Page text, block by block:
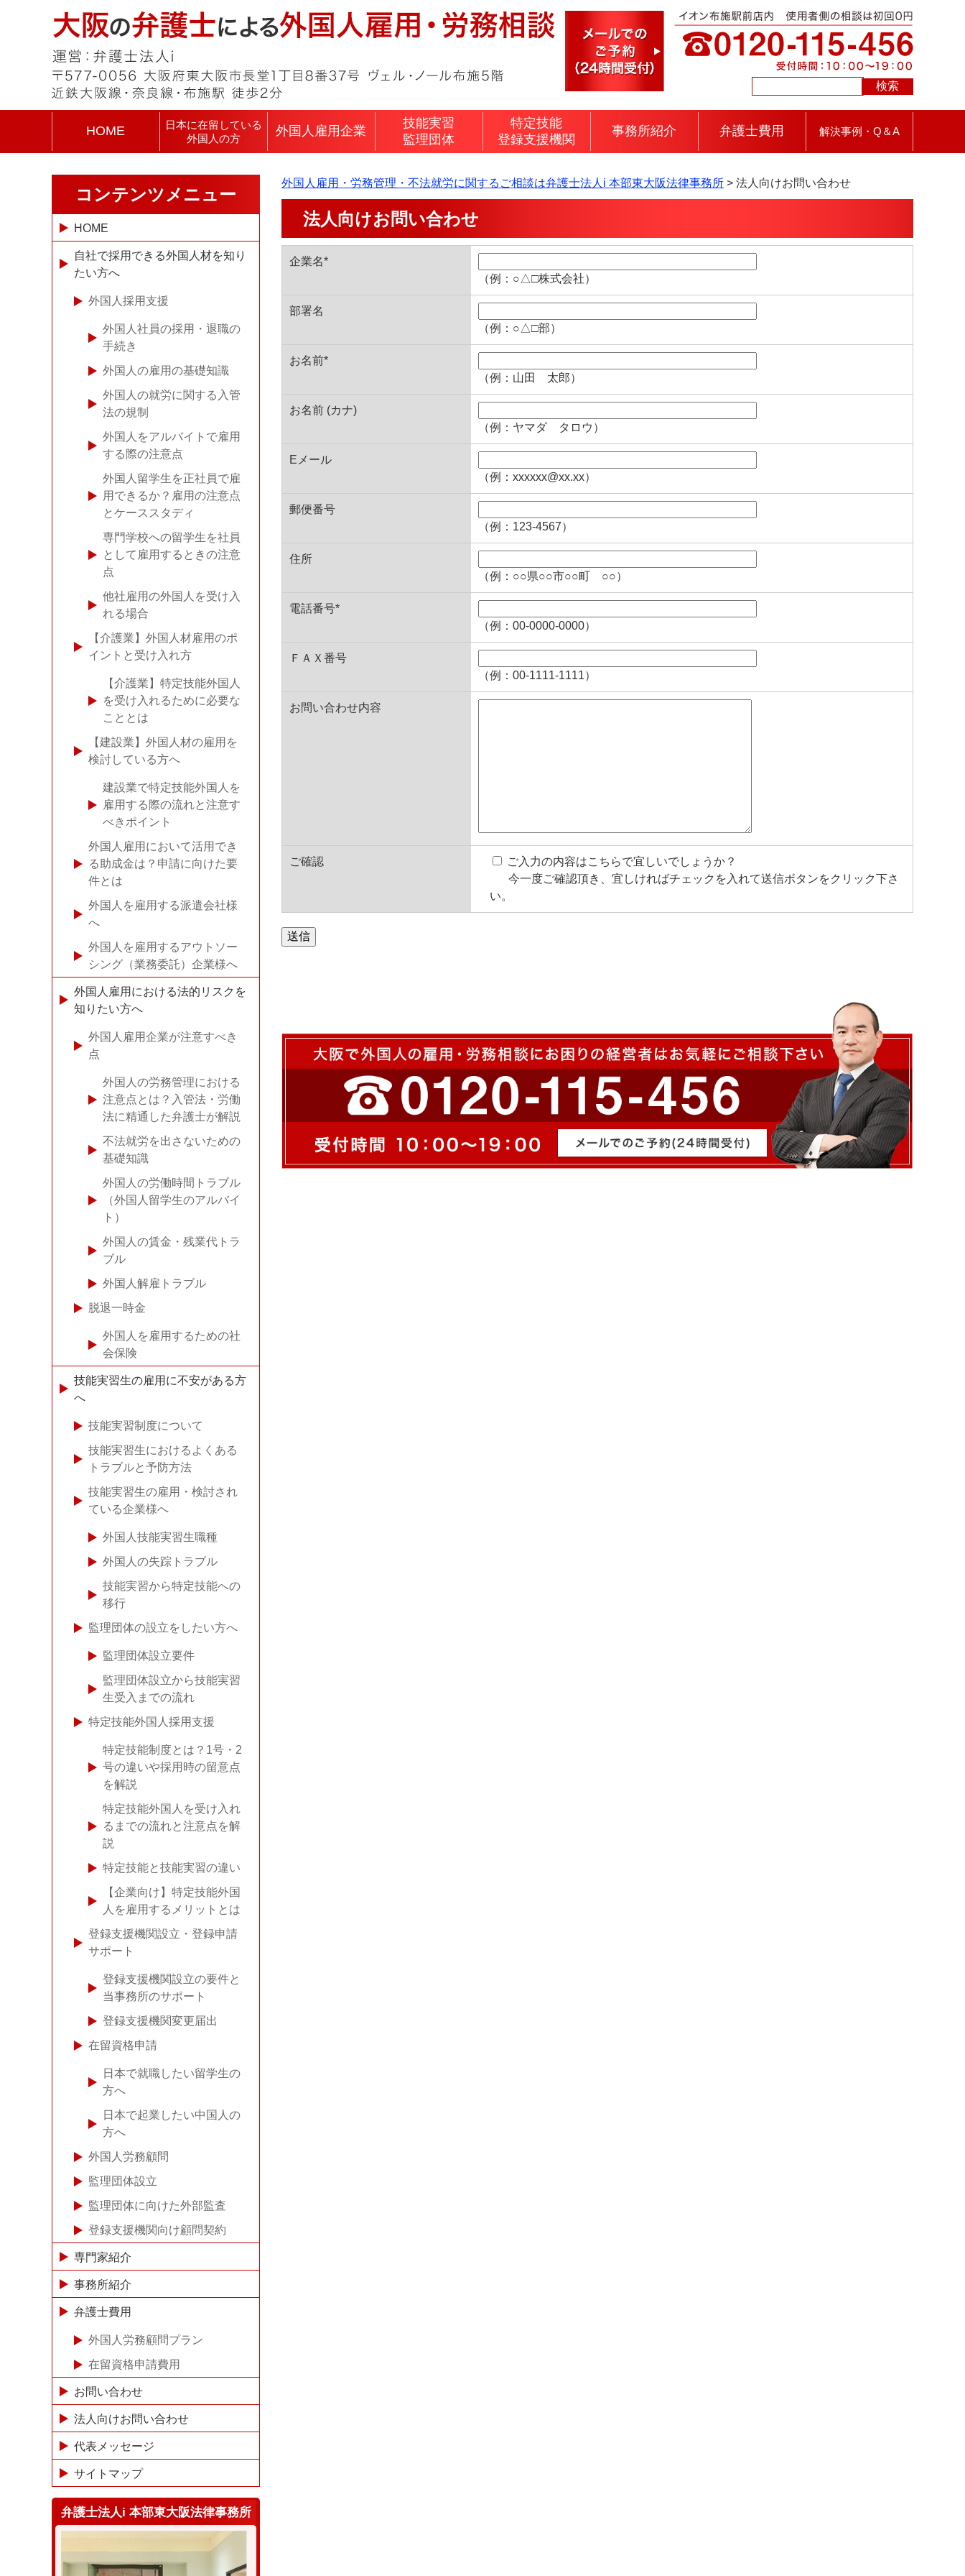
HOME
日本に在留している
外国人の方
外国人雇用企業
技能実習
監理団体
特定技能
登録支援機関
事務所紹介 弁護士費用 解決事例・Q＆A
外国人雇用・労務管理・不法就労に関するご相談は弁護士法人i 本部東大阪法律事務所 > 法人向けお問い合わせ
法人向けお問い合わせ
企業名*
（例：○△□株式会社）
部署名
（例：○△□部）
お名前*
（例：山田 太郎）
お名前 (カナ)
（例：ヤマダ タロウ）
Eメール
（例：xxxxxx@xx.xx）
郵便番号
（例：123-4567）
住所
（例：○○県○○市○○町 ○○）
電話番号*
（例：00-0000-0000）
ＦＡＸ番号
（例：00-1111-1111）
お問い合わせ内容
ご確認
ご入力の内容はこちらで宜しいでしょうか？
今一度ご確認頂き、宜しければチェックを入れて送信ボタンをクリック下さ
い。
コンテンツメニュー
HOME
自社で採用できる外国人材を知り
たい方へ
外国人採用支援
外国人社員の採用・退職の
手続き
外国人の雇用の基礎知識
外国人の就労に関する入管
法の規制
外国人をアルバイトで雇用
する際の注意点
外国人留学生を正社員で雇
用できるか？雇用の注意点
とケーススタディ
専門学校への留学生を社員
として雇用するときの注意
点
他社雇用の外国人を受け入
れる場合
【介護業】外国人材雇用のポ
イントと受け入れ方
【介護業】特定技能外国人
を受け入れるために必要な
こととは
【建設業】外国人材の雇用を
検討している方へ
建設業で特定技能外国人を
雇用する際の流れと注意す
べきポイント
外国人雇用において活用でき
る助成金は？申請に向けた要
件とは
外国人を雇用する派遣会社様
へ
外国人を雇用するアウトソー
シング（業務委託）企業様へ
外国人雇用における法的リスクを
知りたい方へ
外国人雇用企業が注意すべき
点
外国人の労務管理における
注意点とは？入管法・労働
法に精通した弁護士が解説
不法就労を出さないための
基礎知識
外国人の労働時間トラブル
（外国人留学生のアルバイ
ト）
外国人の賃金・残業代トラ
ブル
外国人解雇トラブル
脱退一時金
外国人を雇用するための社
会保険
技能実習生の雇用に不安がある方
へ
技能実習制度について
技能実習生におけるよくある
トラブルと予防方法
技能実習生の雇用・検討され
ている企業様へ
外国人技能実習生職種
外国人の失踪トラブル
技能実習から特定技能への
移行
監理団体の設立をしたい方へ
監理団体設立要件
監理団体設立から技能実習
生受入までの流れ
特定技能外国人採用支援
特定技能制度とは？1号・2
号の違いや採用時の留意点
を解説
特定技能外国人を受け入れ
るまでの流れと注意点を解
説
特定技能と技能実習の違い
【企業向け】特定技能外国
人を雇用するメリットとは
登録支援機関設立・登録申請
サポート
登録支援機関設立の要件と
当事務所のサポート
登録支援機関変更届出
在留資格申請
日本で就職したい留学生の
方へ
日本で起業したい中国人の
方へ
外国人労務顧問
監理団体設立
監理団体に向けた外部監査
登録支援機関向け顧問契約
専門家紹介
事務所紹介
弁護士費用
外国人労務顧問プラン
在留資格申請費用
お問い合わせ
法人向けお問い合わせ
代表メッセージ
サイトマップ
弁護士法人i 本部東大阪法律事務所